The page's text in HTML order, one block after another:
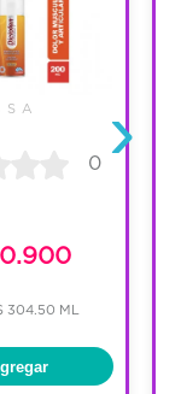
S A
0
304.50 ML
›